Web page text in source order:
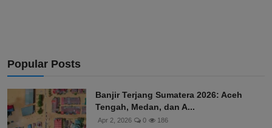
Popular Posts
Banjir Terjang Sumatera 2026: Aceh
Tengah, Medan, dan A...
Apr 2, 2026 0 186